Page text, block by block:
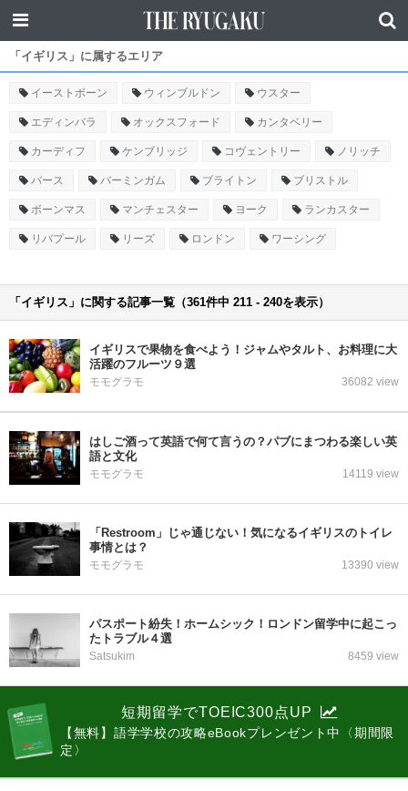
「イギリス」に属するエリア
イーストボーン ウィンブルドン ウスター
エディンバラ オックスフォード カンタベリー
カーディフ ケンブリッジ コヴェントリー ノリッチ
バース バーミンガム ブライトン ブリストル
ボーンマス マンチェスター ヨーク ランカスター
リバプール リーズ ロンドン ワーシング
「イギリス」に関する記事一覧（361件中 211 - 240を表示）
イギリスで果物を食べよう！ジャムやタルト、お料理に大
活躍のフルーツ９選
モモグラモ 36082 view
はしご酒って英語で何て言うの？パブにまつわる楽しい英
語と文化
モモグラモ 14119 view
「Restroom」じゃ通じない！気になるイギリスのトイレ
事情とは？
モモグラモ 13390 view
パスポート紛失！ホームシック！ロンドン留学中に起こっ
たトラブル４選
Satsukim 8459 view
短期留学でTOEIC300点UP
【無料】語学学校の攻略eBookプレンゼント中〈期間限
定〉